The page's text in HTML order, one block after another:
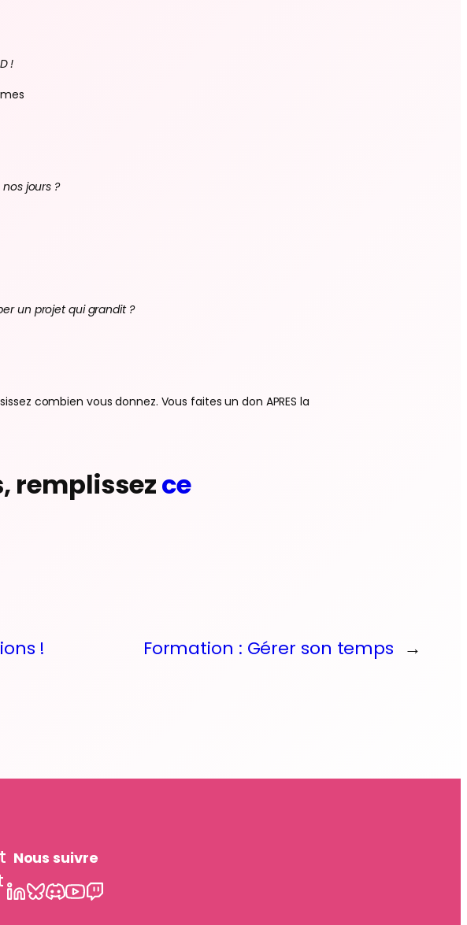
!
jours ?
un projet qui grandit ?
combien vous donnez. Vous faites un don APRES la
remplissezce
! Formation : Gérer son temps →
Nous suivre